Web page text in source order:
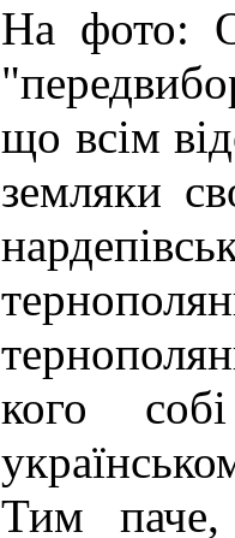
На фото:
що всім
земляки
кого
Тим